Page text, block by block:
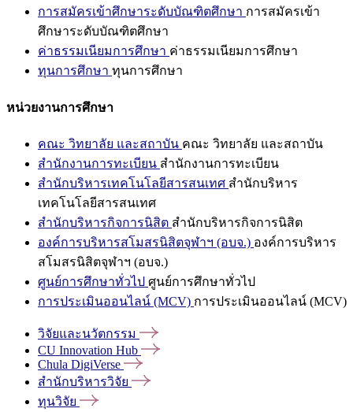
การสมัครเข้าศึกษาระดับบัณฑิตศึกษา การสมัครเข้า
ศึกษาระดับบัณฑิตศึกษา
ค่าธรรมเนียมการศึกษา ค่าธรรมเนียมการศึกษา
ทุนการศึกษา ทุนการศึกษา
หน่วยงานการศึกษา
คณะ วิทยาลัย และสถาบัน คณะ วิทยาลัย และสถาบัน
สำนักงานการทะเบียน สำนักงานการทะเบียน
สำนักบริหารเทคโนโลยีสารสนเทศ สำนักบริหาร
เทคโนโลยีสารสนเทศ
สำนักบริหารกิจการนิสิต สำนักบริหารกิจการนิสิต
องค์การบริหารสโมสรนิสิตจุฬาฯ (อบจ.) องค์การบริหาร
สโมสรนิสิตจุฬาฯ (อบจ.)
ศูนย์การศึกษาทั่วไป ศูนย์การศึกษาทั่วไป
การประเมินออนไลน์ (MCV) การประเมินออนไลน์ (MCV)
วิจัยและนวัตกรรม
CU Innovation Hub
Chula DigiVerse
สำนักบริหารวิจัย
ทุนวิจัย